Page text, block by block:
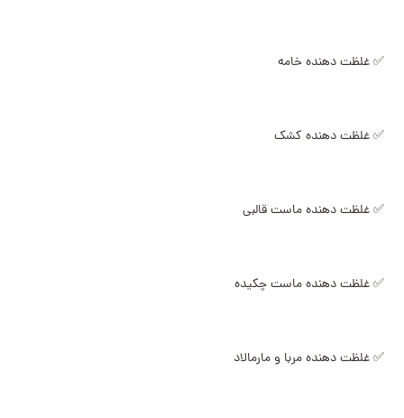
✅ غلظت دهنده خامه
✅ غلظت دهنده کشک
✅ غلظت دهنده ماست قالبی
✅ غلظت دهنده ماست چکیده
✅ غلظت دهنده مربا و مارمالاد